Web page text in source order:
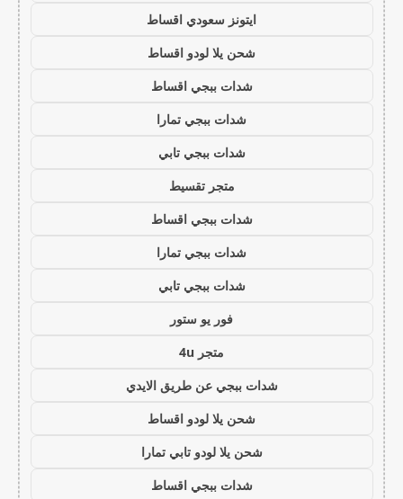
ايتونز سعودي اقساط
شحن يلا لودو اقساط
شدات ببجي اقساط
شدات ببجي تمارا
شدات ببجي تابي
متجر تقسيط
شدات ببجي اقساط
شدات ببجي تمارا
شدات ببجي تابي
فور يو ستور
متجر 4u
شدات ببجي عن طريق الايدي
شحن يلا لودو اقساط
شحن يلا لودو تابي تمارا
شدات ببجي اقساط